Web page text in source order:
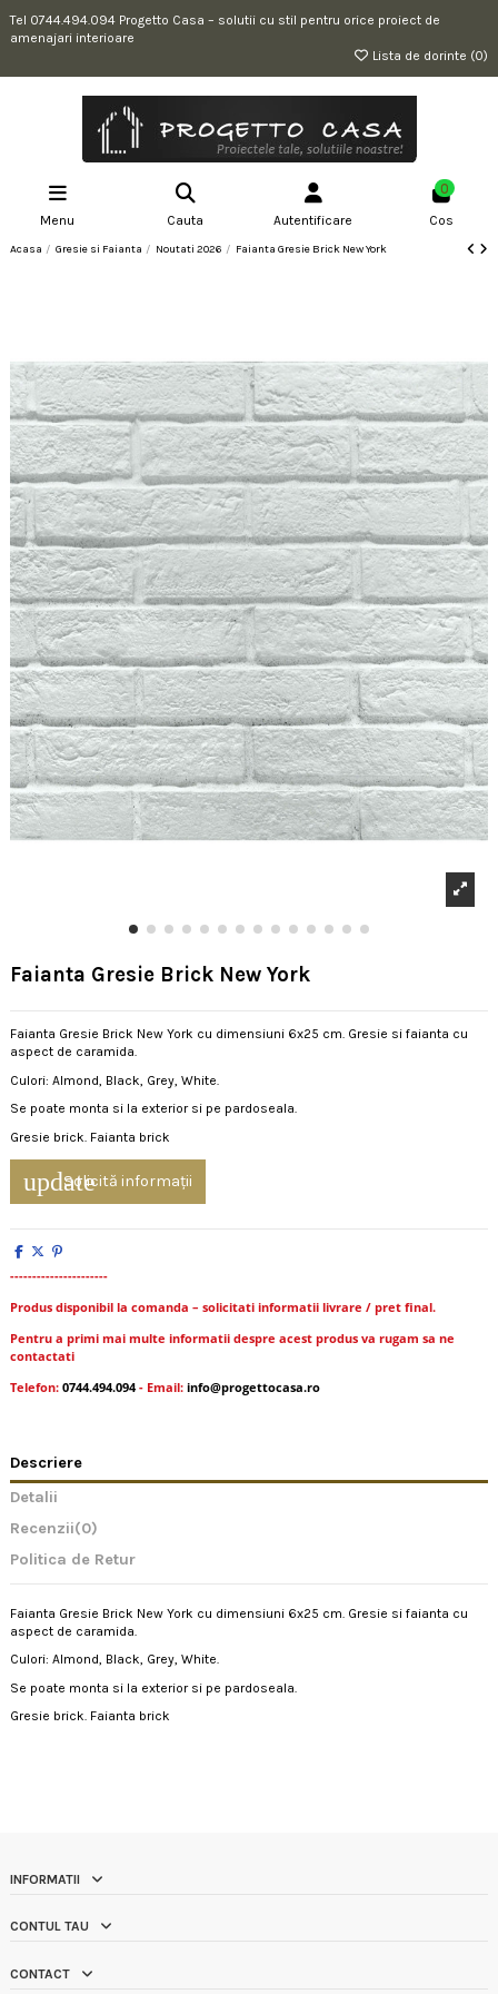
Tel 0744.494.094 Progetto Casa – solutii cu stil pentru orice proiect de
amenajari interioare
Lista de dorinte (0)
Menu Cauta Autentificare
0
Cos
Acasa Gresie si Faianta Noutati 2026 Faianta Gresie Brick New York
Faianta Gresie Brick New York
Faianta Gresie Brick New York cu dimensiuni 6x25 cm. Gresie si faianta cu
aspect de caramida.
Culori: Almond, Black, Grey, White.
Se poate monta si la exterior si pe pardoseala.
Gresie brick. Faianta brick
updateSolicită informații
----------------------
Produs disponibil la comanda – solicitati informatii livrare / pret final.
Pentru a primi mai multe informatii despre acest produs va rugam sa ne
contactati
Telefon: 0744.494.094- Email: info@progettocasa.ro
Descriere
Detalii
Recenzii(0)
Politica de Retur
Faianta Gresie Brick New York cu dimensiuni 6x25 cm. Gresie si faianta cu
aspect de caramida.
Culori: Almond, Black, Grey, White.
Se poate monta si la exterior si pe pardoseala.
Gresie brick. Faianta brick
INFORMATII
CONTUL TAU
CONTACT